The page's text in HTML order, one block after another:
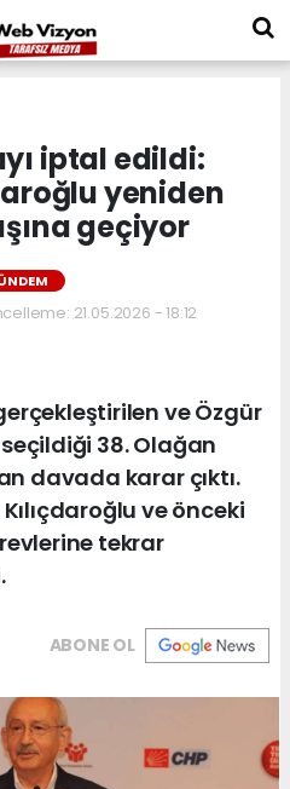
iptal edildi:
yeniden
geçiyor
21.05.2026 - 18:12
ve Özgür
38. Olağan
davada karar çıktı.
ve önceki
tekrar
ABONE OL